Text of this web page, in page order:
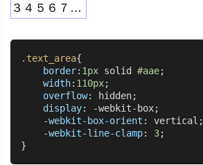
３４５６７８
１２３４５６
７８９０
.text_area{
border: 1px solid #aae;
width: 110px;
overflow: hidden;
display: -webkit-box;
-webkit-box-orient : vertical;
-webkit-line-clamp: 3;